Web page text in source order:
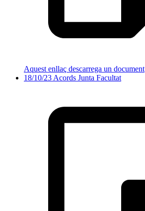
Aquest enllaç descarrega un document
18/10/23 Acords Junta Facultat